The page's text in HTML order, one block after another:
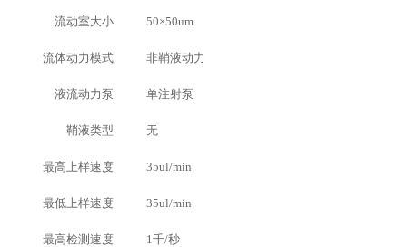
流动室大小 50×50um
流体动力模式 非鞘液动力
液流动力泵 单注射泵
鞘液类型 无
最高上样速度 35ul/min
最低上样速度 35ul/min
最高检测速度 1千/秒